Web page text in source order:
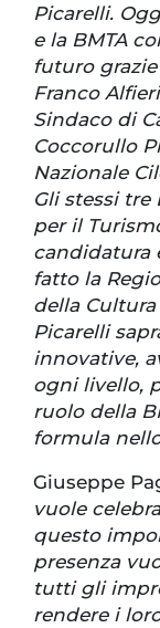
Picarelli.
e la BMTA
futuro
Franco
Sindaco di
Coccorullo
Nazionale
Gli stessi tre
per il
candidatura
fatto la
della
Picarelli
innovative,
ogni livello,
ruolo della
formula
Giuseppe
vuole
questo
presenza
tutti gli
rendere i